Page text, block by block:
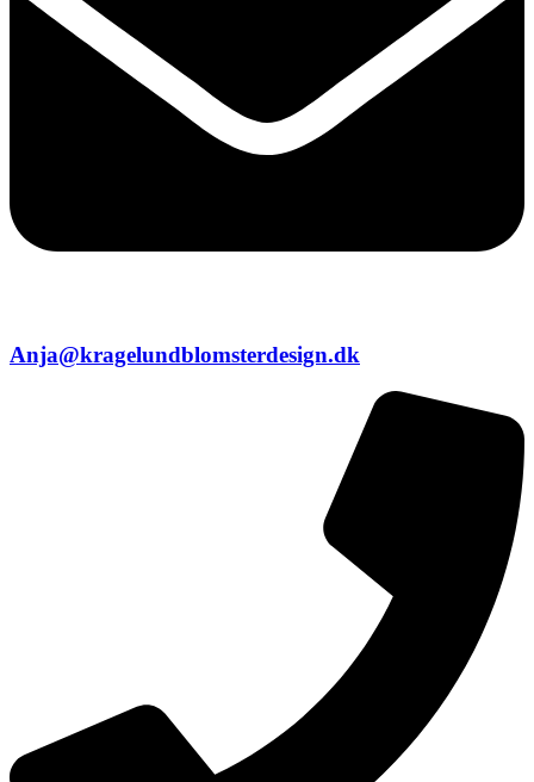
Anja@kragelundblomsterdesign.dk